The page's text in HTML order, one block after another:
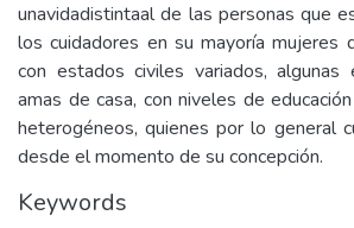
unavidadistintaal de las personas que
los cuidadores en su mayoría mujeres
con estados civiles variados, algunas
amas de casa, con niveles de
heterogéneos, quienes por lo general
desde el momento de su concepción.
Keywords